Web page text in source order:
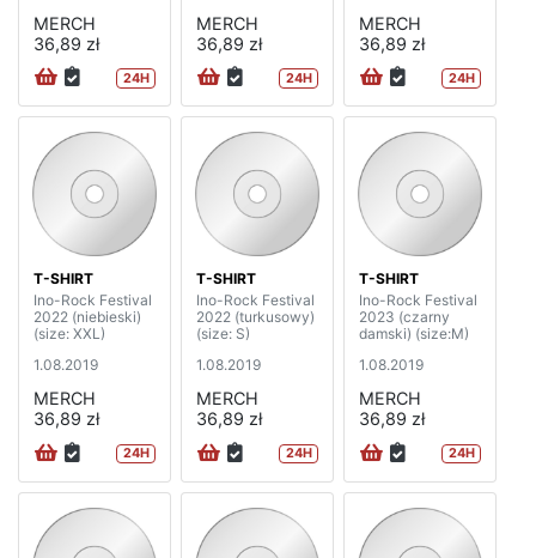
MERCH
36,89 zł
24H
MERCH
36,89 zł
24H
MERCH
36,89 zł
24H
T-SHIRT
Ino-Rock Festival
2022 (niebieski)
(size: XXL)
1.08.2019
MERCH
36,89 zł
24H
T-SHIRT
Ino-Rock Festival
2022 (turkusowy)
(size: S)
1.08.2019
MERCH
36,89 zł
24H
T-SHIRT
Ino-Rock Festival
2023 (czarny
damski) (size:M)
1.08.2019
MERCH
36,89 zł
24H